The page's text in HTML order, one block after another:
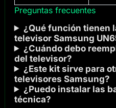
Preguntas frecuentes
¿Qué función tienen
televisor Samsung
¿Cuándo debo
del televisor?
¿Este kit sirve para
televisores Samsung?
¿Puedo instalar las
técnica?